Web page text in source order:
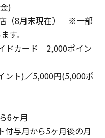
)
店（8月末現在） ※一部
す。
ドカード 2,000ポイン
ント)／5,000円(5,000ポ
6ヶ月
与月から5ヶ月後の月